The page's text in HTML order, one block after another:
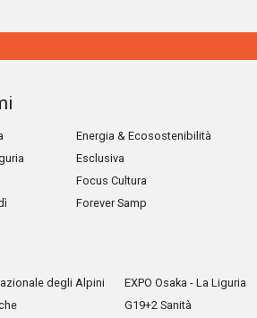
Energia & Ecosostenibilità
Esclusiva
Focus Cultura
Forever Samp
degli Alpini
EXPO Osaka - La Liguria
G19+2 Sanità